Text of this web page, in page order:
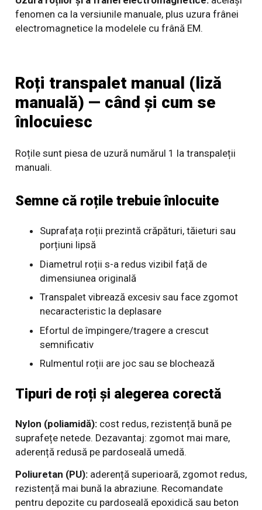
fenomen ca la versiunile manuale, plus uzura frânei
electromagnetice la modelele cu frână EM.
Roți transpalet manual (liză
manuală) — când și cum se
înlocuiesc
Roțile sunt piesa de uzură numărul 1 la transpaleții
manuali.
Semne că roțile trebuie înlocuite
Suprafața roții prezintă crăpături, tăieturi sau
porțiuni lipsă
Diametrul roții s-a redus vizibil față de
dimensiunea originală
Transpalet vibrează excesiv sau face zgomot
necaracteristic la deplasare
Efortul de împingere/tragere a crescut
semnificativ
Rulmentul roții are joc sau se blochează
Tipuri de roți și alegerea corectă
Nylon (poliamidă):cost redus, rezistență bună pe
suprafețe netede. Dezavantaj: zgomot mai mare,
aderență redusă pe pardoseală umedă.
Poliuretan (PU):aderență superioară, zgomot redus,
rezistență mai bună la abraziune. Recomandate
pentru depozite cu pardoseală epoxidică sau beton